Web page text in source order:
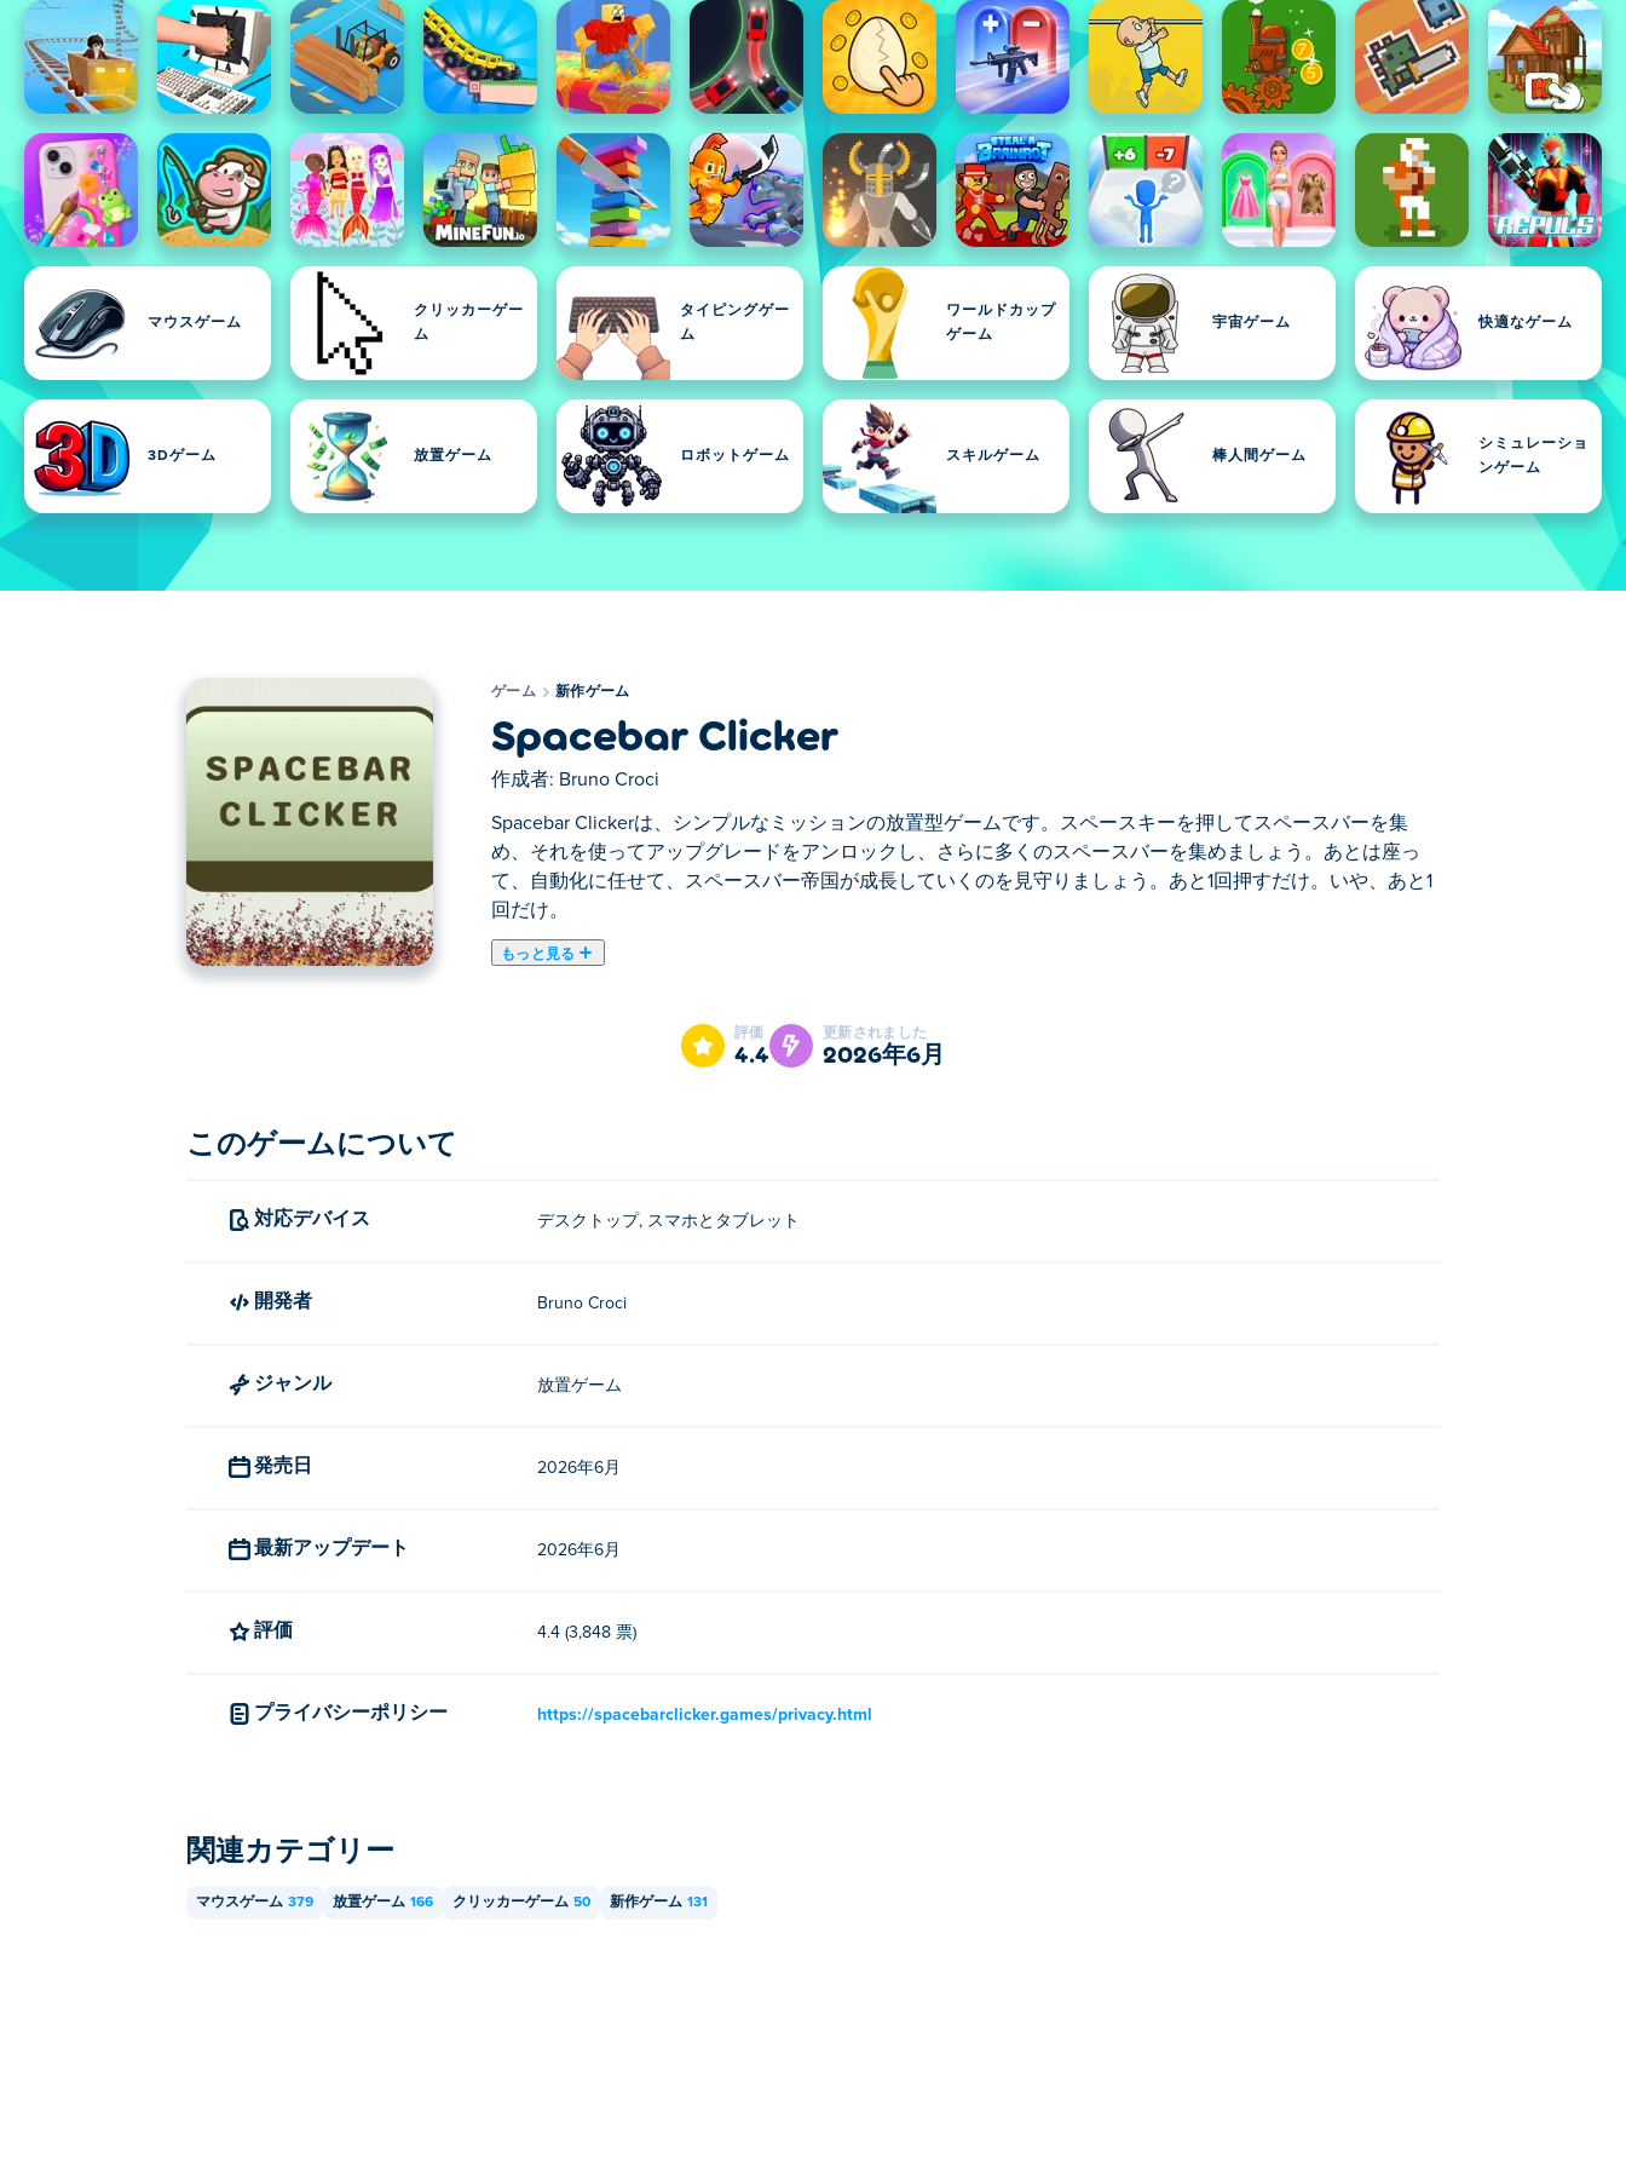
マウスゲーム
クリッカーゲー
ム
タイピングゲー
ム
ワールドカップ
ゲーム
宇宙ゲーム 快適なゲーム
3Dゲーム 放置ゲーム ロボットゲーム スキルゲーム 棒人間ゲーム
シミュレーショ
ンゲーム
ゲーム 新作ゲーム
Spacebar Clicker
作成者: Bruno Croci
Spacebar Clickerは、シンプルなミッションの放置型ゲームです。スペースキーを押してスペースバーを集
め、それを使ってアップグレードをアンロックし、さらに多くのスペースバーを集めましょう。あとは座っ
て、自動化に任せて、スペースバー帝国が成長していくのを見守りましょう。あと1回押すだけ。いや、あと1
回だけ。
もっと見る
Spacebar Clickerは、シンプルなミッションの放置型ゲームです。スペースキーを押してスペースバーを集め、それを使ってアップグレードをア
クリックまたはタップして再生してください。
Spacebar Clickerを無料でプレイするにはどうすればいいですか？
Spacebar Clickerはモバイル端末とデスクトップの両方でプレイできますか？
Spacebar Clickerは、パソコンだけでなく、スマートフォンやタブレットなどのモバイル端末でもプレイできます。
評価
4.4
更新されました
2026年6月
このゲームについて
対応デバイス デスクトップ, スマホとタブレット
開発者 Bruno Croci
ジャンル 放置ゲーム
発売日 2026年6月
最新アップデート 2026年6月
評価 4.4 (3,848 票)
プライバシーポリシー https://spacebarclicker.games/privacy.html
関連カテゴリー
マウスゲーム 379 放置ゲーム 166 クリッカーゲーム 50 新作ゲーム 131